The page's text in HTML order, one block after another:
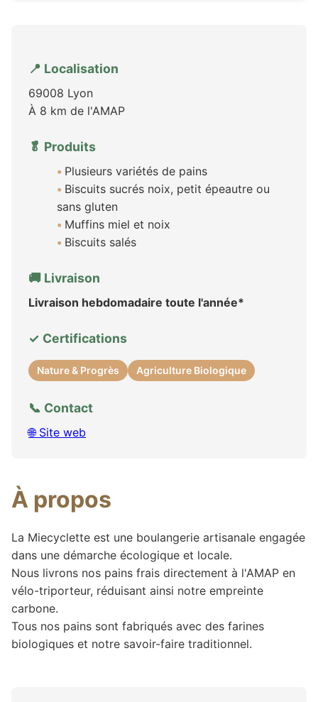
📍 Localisation
69008 Lyon
À 8 km de l'AMAP
🥬 Produits
Plusieurs variétés de pains
Biscuits sucrés noix, petit épeautre ou
sans gluten
Muffins miel et noix
Biscuits salés
🚚 Livraison
Livraison hebdomadaire toute l'année*
✓ Certifications
Nature & Progrès Agriculture Biologique
📞 Contact
🌐 Site web
À propos
La Miecyclette est une boulangerie artisanale engagée
dans une démarche écologique et locale.
Nous livrons nos pains frais directement à l'AMAP en
vélo-triporteur, réduisant ainsi notre empreinte
carbone.
Tous nos pains sont fabriqués avec des farines
biologiques et notre savoir-faire traditionnel.